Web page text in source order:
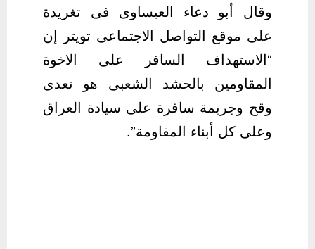
وقال أبو دعاء العيساوى فى تغريدة
على موقع التواصل الاجتماعى تويتر إن
“الاستهداف السافر على الاخوة
المقاومين بالحشد الشعبى هو تعدى
وقح وجريمة سافرة على سيادة العراق
وعلى كل أبناء المقاومة”.